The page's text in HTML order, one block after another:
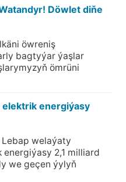
Döwlet diňe
öwreniş
bagtyýar ýaşlar
ömrüni
elektrik energiýasy
welaýaty
2,1 milliard
we geçen ýylyň